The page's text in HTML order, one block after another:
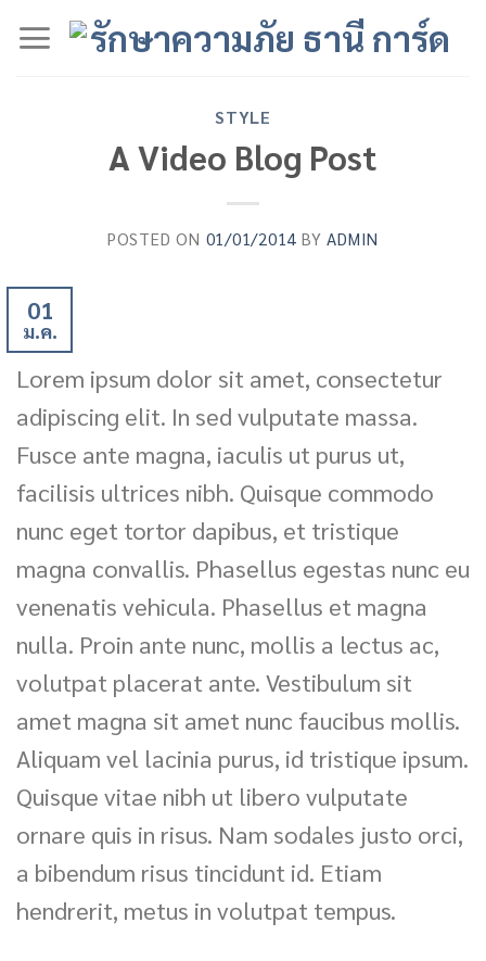
to
STYLE
A Video Blog Post
POSTED ON 01/01/2014 BYADMIN
01
ม.ค.
Lorem ipsum dolor sit amet, consectetur
adipiscing elit. In sed vulputate massa.
Fusce ante magna, iaculis ut purus ut,
facilisis ultrices nibh. Quisque commodo
nunc eget tortor dapibus, et tristique
magna convallis. Phasellus egestas nunc eu
venenatis vehicula. Phasellus et magna
nulla. Proin ante nunc, mollis a lectus ac,
volutpat placerat ante. Vestibulum sit
amet magna sit amet nunc faucibus mollis.
Aliquam vel lacinia purus, id tristique ipsum.
Quisque vitae nibh ut libero vulputate
ornare quis in risus. Nam sodales justo orci,
a bibendum risus tincidunt id. Etiam
hendrerit, metus in volutpat tempus.